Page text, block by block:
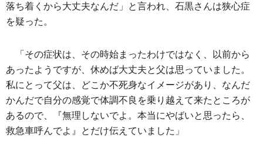
落ち着くから大丈夫なんだ」と言われ、石黒さんは狭心症
を疑った。
「その症状は、その時始まったわけではなく、以前から
あったようですが、休めば大丈夫と父は思っていました。
私にとって父は、どこか不死身なイメージがあり、なんだ
かんだで自分の感覚で体調不良を乗り越えて来たところが
あるので、『無理しないでよ。本当にやばいと思ったら、
救急車呼んでよ』とだけ伝えていました」